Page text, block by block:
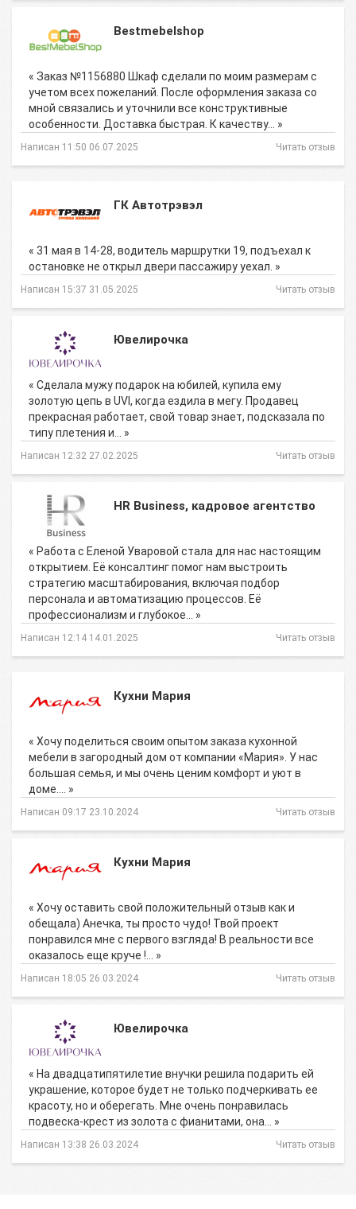
Bestmebelshop
« Заказ №1156880 Шкаф сделали по моим размерам с
учетом всех пожеланий. После оформления заказа со
мной связались и уточнили все конструктивные
особенности. Доставка быстрая. К качеству… »
Написан 11:50 06.07.2025 Читать отзыв
ГК Автотрэвэл
« 31 мая в 14-28, водитель маршрутки 19, подъехал к
остановке не открыл двери пассажиру уехал. »
Написан 15:37 31.05.2025 Читать отзыв
Ювелирочка
« Сделала мужу подарок на юбилей, купила ему
золотую цепь в UVI, когда ездила в мегу. Продавец
прекрасная работает, свой товар знает, подсказала по
типу плетения и… »
Написан 12:32 27.02.2025 Читать отзыв
HR Business, кадровое агентство
« Работа с Еленой Уваровой стала для нас настоящим
открытием. Её консалтинг помог нам выстроить
стратегию масштабирования, включая подбор
персонала и автоматизацию процессов. Её
профессионализм и глубокое… »
Написан 12:14 14.01.2025 Читать отзыв
Кухни Мария
« Хочу поделиться своим опытом заказа кухонной
мебели в загородный дом от компании «Мария». У нас
большая семья, и мы очень ценим комфорт и уют в
доме.… »
Написан 09:17 23.10.2024 Читать отзыв
Кухни Мария
« Хочу оставить свой положительный отзыв как и
обещала) Анечка, ты просто чудо! Твой проект
понравился мне с первого взгляда! В реальности все
оказалось еще круче !… »
Написан 18:05 26.03.2024 Читать отзыв
Ювелирочка
« На двадцатипятилетие внучки решила подарить ей
украшение, которое будет не только подчеркивать ее
красоту, но и оберегать. Мне очень понравилась
подвеска-крест из золота с фианитами, она… »
Написан 13:38 26.03.2024 Читать отзыв